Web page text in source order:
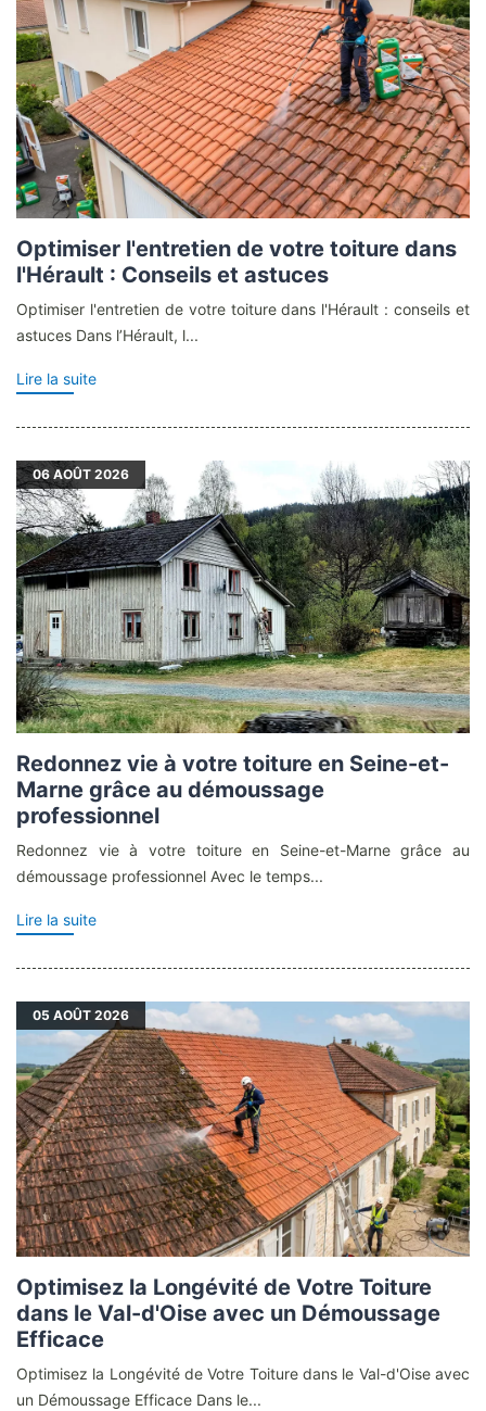
Optimiser l'entretien de votre toiture dans
l'Hérault : Conseils et astuces
Optimiser l'entretien de votre toiture dans l'Hérault : conseils et
astuces Dans l’Hérault, l...
Lire la suite
06 AOÛT 2026
Redonnez vie à votre toiture en Seine-et-
Marne grâce au démoussage
professionnel
Redonnez vie à votre toiture en Seine-et-Marne grâce au
démoussage professionnel Avec le temps...
Lire la suite
05 AOÛT 2026
Optimisez la Longévité de Votre Toiture
dans le Val-d'Oise avec un Démoussage
Efficace
Optimisez la Longévité de Votre Toiture dans le Val-d'Oise avec
un Démoussage Efficace Dans le...